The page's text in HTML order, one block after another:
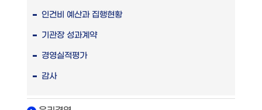
인건비 예산과 집행현황
기관장 성과계약
경영실적평가
감사